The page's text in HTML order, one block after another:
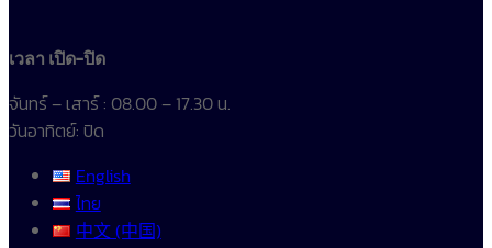
เวลา เปิด-ปิด
จันทร์ – เสาร์ : 08.00 – 17.30 น.
วันอาทิตย์: ปิด
English
ไทย
中文 (中国)